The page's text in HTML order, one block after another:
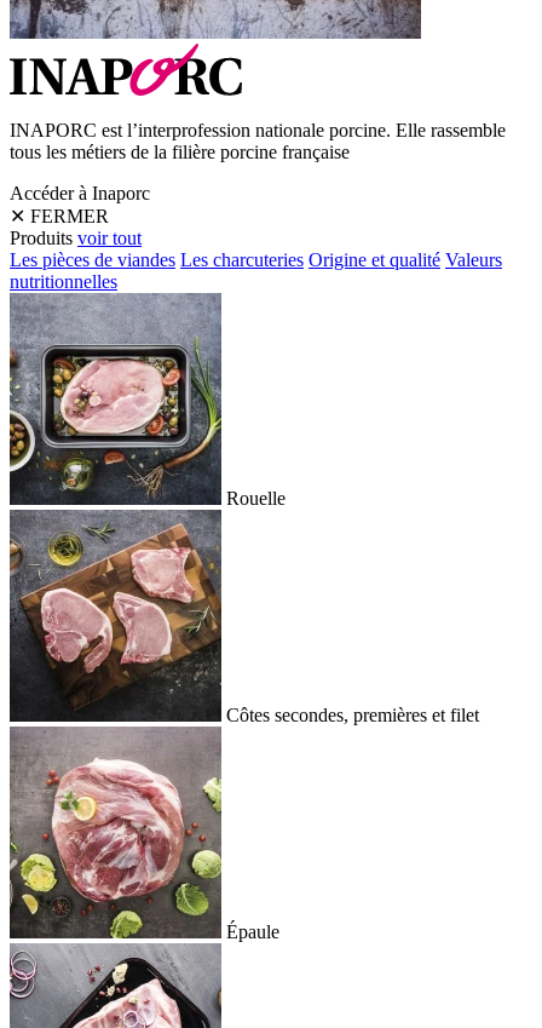
INAPORC est l’interprofession nationale porcine. Elle rassemble
tous les métiers de la filière porcine française
Accéder à Inaporc
✕ FERMER
Produits voir tout
Les pièces de viandes Les charcuteries Origine et qualité Valeurs
nutritionnelles
Rouelle
Côtes secondes, premières et filet
Épaule